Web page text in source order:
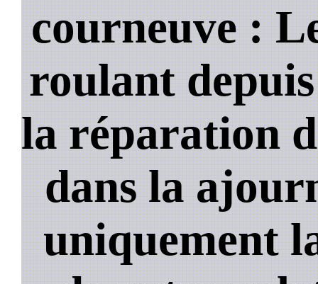
courneuve :
roulant
la réparation
dans la
uniquement